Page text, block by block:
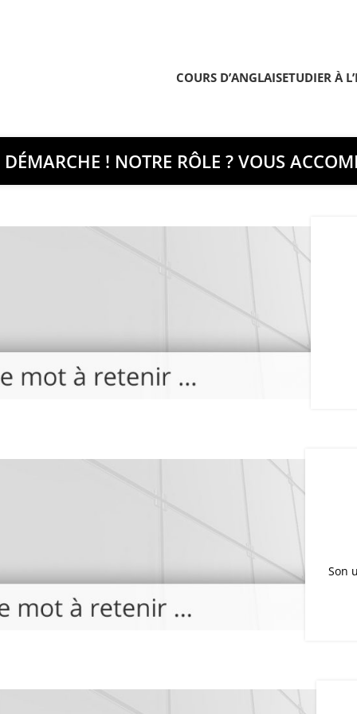
COURS D’ANGLAISETUDIER À
! NOTRE RÔLE ? VOUS
Son